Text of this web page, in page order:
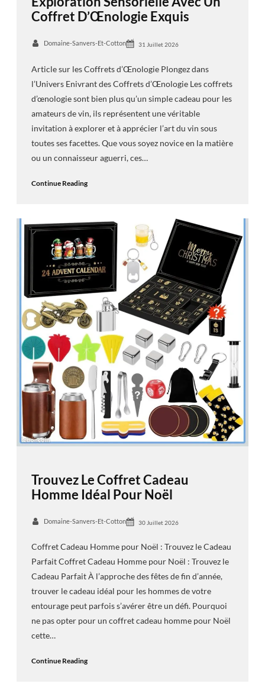
Coffret D’Œnologie Exquis
Domaine-Sanvers-Et-Cotton 31 Juillet 2026
Article sur les Coffrets d’Œnologie Plongez dans
l’Univers Enivrant des Coffrets d’Œnologie Les coffrets
d’œnologie sont bien plus qu’un simple cadeau pour les
amateurs de vin, ils représentent une véritable
invitation à explorer et à apprécier l’art du vin sous
toutes ses facettes. Que vous soyez novice en la matière
ou un connaisseur aguerri, ces…
Continue Reading
Trouvez Le Coffret Cadeau
Homme Idéal Pour Noël
Domaine-Sanvers-Et-Cotton 30 Juillet 2026
Coffret Cadeau Homme pour Noël : Trouvez le Cadeau
Parfait Coffret Cadeau Homme pour Noël : Trouvez le
Cadeau Parfait À l’approche des fêtes de fin d’année,
trouver le cadeau idéal pour les hommes de votre
entourage peut parfois s’avérer être un défi. Pourquoi
ne pas opter pour un coffret cadeau homme pour Noël
cette…
Continue Reading